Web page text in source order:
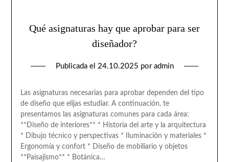
Qué asignaturas hay que aprobar para ser
diseñador?
Publicada el 24.10.2025 por admin
Las asignaturas necesarias para aprobar dependen del tipo
de diseño que elijas estudiar. A continuación, te
presentamos las asignaturas comunes para cada área:
**Diseño de interiores** * Historia del arte y la arquitectura
* Dibujo técnico y perspectivas * Iluminación y materiales *
Ergonomía y confort * Diseño de mobiliario y objetos
**Paisajismo** * Botánica…